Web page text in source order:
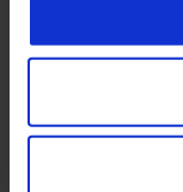
Trigger Symbol
welche bis
Ihr Gerät
Acer